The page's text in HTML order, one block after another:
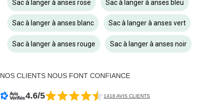
Sac à langer à anses rose Sac à langer à anses bleu
Sac à langer à anses blanc Sac à langer à anses vert
Sac à langer à anses rouge Sac à langer à anses noir
NOS CLIENTS NOUS FONT CONFIANCE
4.6/5 1418 AVIS CLIENTS